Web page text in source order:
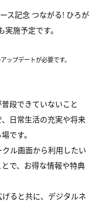
ス記念 つながる! ひろが
施予定です。
プデートが必要です。
段できていないこと
日常生活の充実や将来
です。
ル画面から利用したい
で、お得な情報や特典
ると共に、デジタルネ